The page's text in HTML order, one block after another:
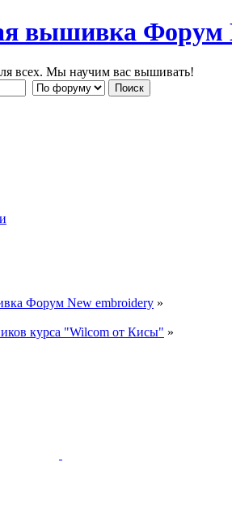
всех. Мы научим вас вышивать!
Форум New embroidery »
курса "Wilcom от Кисы" »